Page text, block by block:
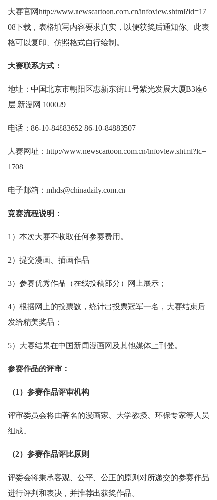
大赛官网http://www.newscartoon.com.cn/infoview.shtml?id=17
08下载，表格填写内容要求真实，以便获奖后通知你。此表
格可以复印、仿照格式自行绘制。
大赛联系方式：
地址：中国北京市朝阳区惠新东街11号紫光发展大厦B3座6
层 新漫网 100029
电话：86-10-84883652 86-10-84883507
大赛网址：http://www.newscartoon.com.cn/infoview.shtml?id=
1708
电子邮箱：mhds@chinadaily.com.cn
竞赛流程说明：
1）本次大赛不收取任何参赛费用。
2）提交漫画、插画作品；
3）参赛优秀作品（在线投稿部分）网上展示；
4）根据网上的投票数，统计出投票冠军一名，大赛结束后
发给精美奖品；
5）大赛结果在中国新闻漫画网及其他媒体上刊登。
参赛作品的评审：
（1）参赛作品评审机构
评审委员会将由著名的漫画家、大学教授、环保专家等人员
组成。
（2）参赛作品评比原则
评委会将秉承客观、公平、公正的原则对所递交的参赛作品
进行评判和表决，并推荐出获奖作品。